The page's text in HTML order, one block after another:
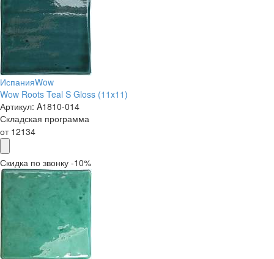
ИспанияWow
Wow Roots Teal S Gloss (11x11)
Артикул: A1810-014
Складская программа
от 12134
Скидка по звонку -10%